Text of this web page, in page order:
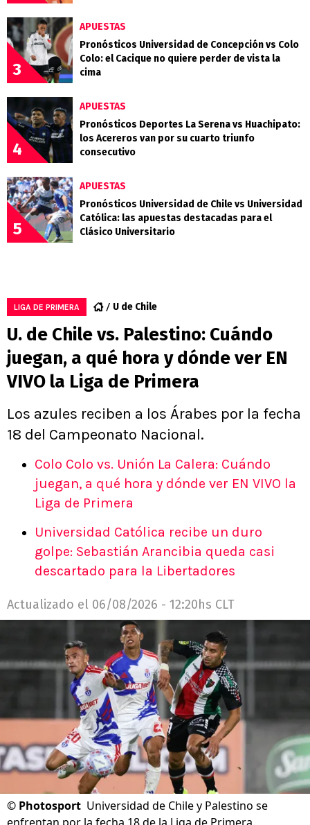
3
APUESTAS
Pronósticos Universidad de Concepción vs Colo
Colo: el Cacique no quiere perder de vista la
cima
4
APUESTAS
Pronósticos Deportes La Serena vs Huachipato:
los Acereros van por su cuarto triunfo
consecutivo
5
APUESTAS
Pronósticos Universidad de Chile vs Universidad
Católica: las apuestas destacadas para el
Clásico Universitario
LIGA DE PRIMERA U de Chile
U. de Chile vs. Palestino: Cuándo
juegan, a qué hora y dónde ver EN
VIVO la Liga de Primera
Los azules reciben a los Árabes por la fecha
18 del Campeonato Nacional.
Colo Colo vs. Unión La Calera: Cuándo
juegan, a qué hora y dónde ver EN VIVO la
Liga de Primera
Universidad Católica recibe un duro
golpe: Sebastián Arancibia queda casi
descartado para la Libertadores
Actualizado el 06/08/2026 - 12:20hs CLT
© Photosport Universidad de Chile y Palestino se